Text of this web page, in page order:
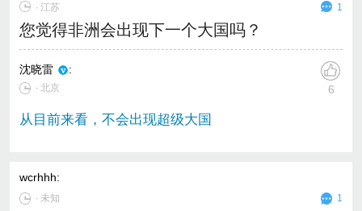
∙江苏 1
您觉得非洲会出现下一个大国吗？
沈晓雷 :
∙ 北京 6
从目前来看，不会出现超级大国
wcrhhh:
∙ 未知 1